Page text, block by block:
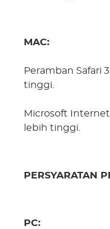
MAC:
Peramban Safari
tinggi.
Microsoft
lebih tinggi.
PERSYARATAN
PC: